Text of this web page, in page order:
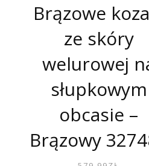
Brązowe
ze skóry
welurowej
słupkowym
obcasie –
Brązowy